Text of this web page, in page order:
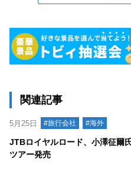
関連記事
5月25日 #旅行会社 #海外
JTBロイヤルロード、小澤征爾
ツアー発売